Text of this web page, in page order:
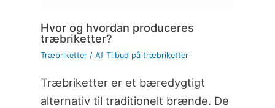
Hvor og hvordan produceres
træbriketter?
Træbriketter/ Af Tilbud på træbriketter
Træbriketter er et bæredygtigt
alternativ til traditionelt brænde. De